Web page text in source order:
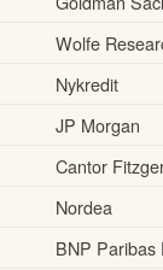
Wolfe
Nykredit
JP Morgan
Cantor
Nordea
BNP Paribas